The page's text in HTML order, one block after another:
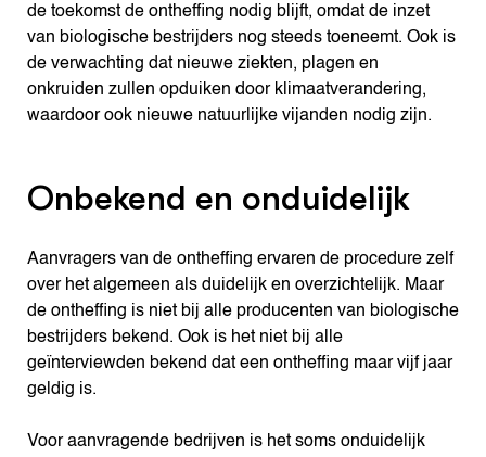
de toekomst de ontheffing nodig blijft, omdat de inzet
van biologische bestrijders nog steeds toeneemt. Ook is
de verwachting dat nieuwe ziekten, plagen en
onkruiden zullen opduiken door klimaatverandering,
waardoor ook nieuwe natuurlijke vijanden nodig zijn.
Onbekend en onduidelijk
Aanvragers van de ontheffing ervaren de procedure zelf
over het algemeen als duidelijk en overzichtelijk. Maar
de ontheffing is niet bij alle producenten van biologische
bestrijders bekend. Ook is het niet bij alle
geïnterviewden bekend dat een ontheffing maar vijf jaar
geldig is.
Voor aanvragende bedrijven is het soms onduidelijk